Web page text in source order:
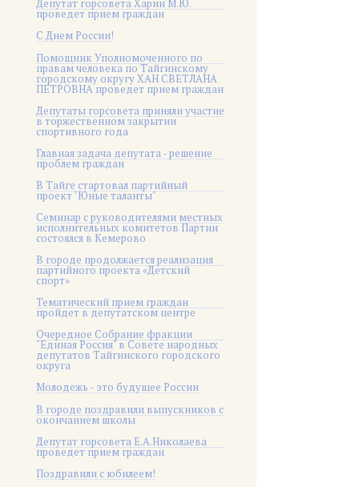
Депутат горсовета Харин М.Ю.
проведет прием граждан
С Днем России!
Помощник Уполномоченного по
правам человека по Тайгинскому
городскому округу ХАН СВЕТЛАНА
ПЕТРОВНА проведет прием граждан
Депутаты горсовета приняли участие
в торжественном закрытии
спортивного года
Главная задача депутата - решение
проблем граждан
В Тайге стартовал партийный
проект "Юные таланты"
Семинар с руководителями местных
исполнительных комитетов Партии
состоялся в Кемерово
В городе продолжается реализация
партийного проекта «Детский
спорт»
Тематический прием граждан
пройдет в депутатском центре
Очередное Собрание фракции
"Единая Россия" в Совете народных
депутатов Тайгинского городского
округа
Молодежь - это будущее России
В городе поздравили выпускников с
окончанием школы
Депутат горсовета Е.А.Николаева
проведет прием граждан
Поздравили с юбилеем!